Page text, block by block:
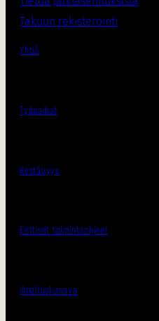
Takuun rekisteröinti
Yhtiö
Työpaikat
Kestävyys
Eettiset toimintaohjeet
Ilmoituskanava